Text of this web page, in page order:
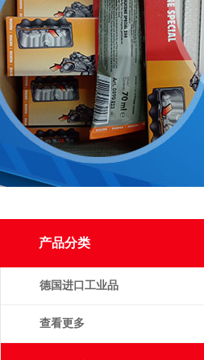
产品分类
德国进口工业品
查看更多